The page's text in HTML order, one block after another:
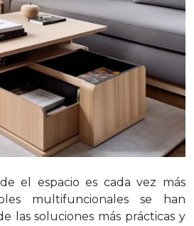
el espacio es cada vez más
multifuncionales se han
las soluciones más prácticas y